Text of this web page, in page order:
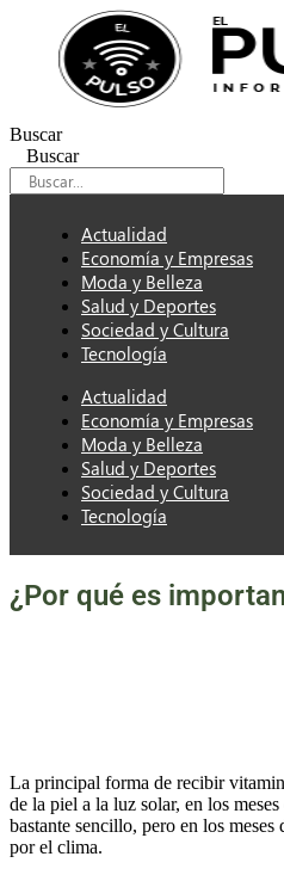
contenido
Buscar
Buscar
Actualidad
Economía y Empresas
Moda y Belleza
Salud y Deportes
Sociedad y Cultura
Tecnología
Actualidad
Economía y Empresas
Moda y Belleza
Salud y Deportes
Sociedad y Cultura
Tecnología
¿Por qué es
La principal forma de recibir
de la piel a la luz solar, en los
bastante sencillo, pero en los
por el clima.